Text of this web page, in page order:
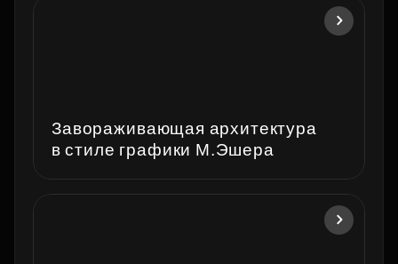
Завораживающая архитектура
в стиле графики М.Эшера